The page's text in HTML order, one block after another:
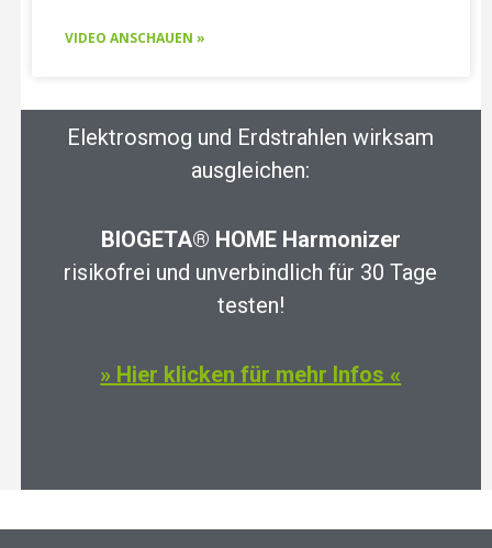
VIDEO ANSCHAUEN »
Elektrosmog und Erdstrahlen wirksam
ausgleichen:
BIOGETA® HOME Harmonizer
risikofrei und unverbindlich für 30 Tage
testen!
» Hier klicken für mehr Infos «